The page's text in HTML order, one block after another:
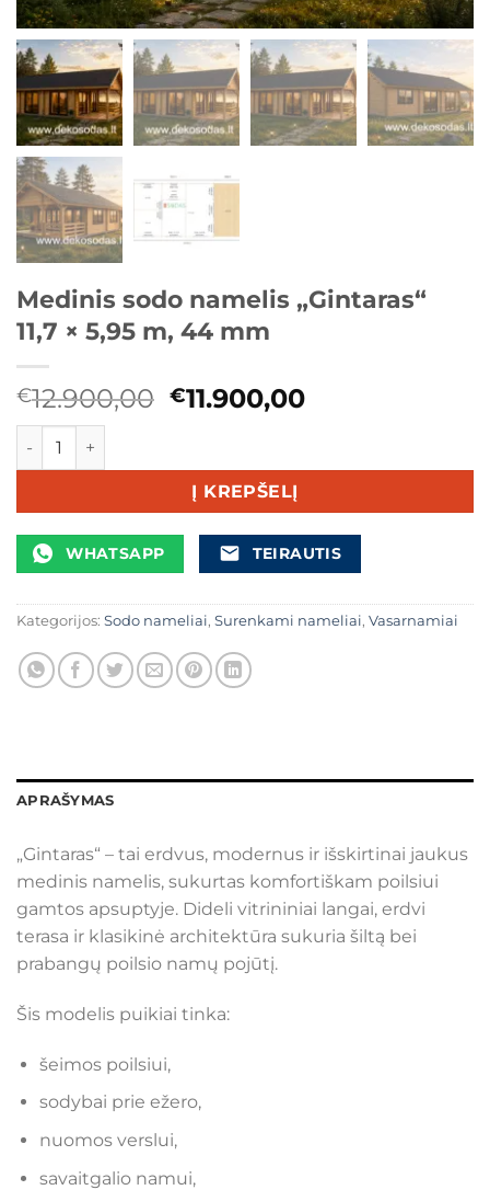
Medinis sodo namelis „Gintaras“
11,7 × 5,95 m, 44 mm
€12.900,00 Original
€12.900,00.
€11.900,00Current
€11.900,00.
produkto kiekis: Medinis sodo namelis „Gintaras“ 11,7 ×
Į KREPŠELĮ
WHATSAPP TEIRAUTIS
Kategorijos: Sodo nameliai, Surenkami nameliai, Vasarnamiai
APRAŠYMAS
„Gintaras“ – tai erdvus, modernus ir išskirtinai jaukus
medinis namelis, sukurtas komfortiškam poilsiui
gamtos apsuptyje. Dideli vitrininiai langai, erdvi
terasa ir klasikinė architektūra sukuria šiltą bei
prabangų poilsio namų pojūtį.
Šis modelis puikiai tinka:
šeimos poilsiui,
sodybai prie ežero,
nuomos verslui,
savaitgalio namui,